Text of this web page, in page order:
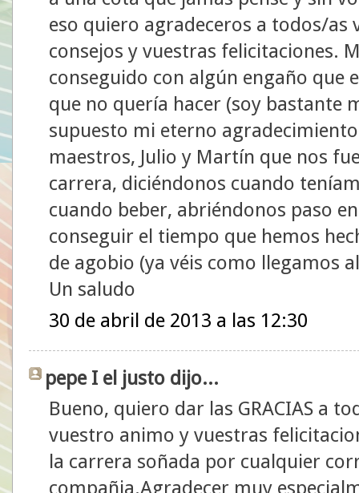
eso quiero agradeceros a todos/as
consejos y vuestras felicitaciones.
conseguido con algún engaño que
que no quería hacer (soy bastante
supuesto mi eterno
maestros, Julio y Martín que nos
carrera, diciéndonos cuando
cuando beber, abriéndonos paso
conseguir el tiempo que hemos
de agobio (ya véis como llegamos
Un saludo
30 de abril de 2013 a las 12:30
pepe I el justo dijo...
Bueno, quiero dar las GRACIAS a
vuestro animo y vuestras
la carrera soñada por cualquier
compañia.Agradecer muy